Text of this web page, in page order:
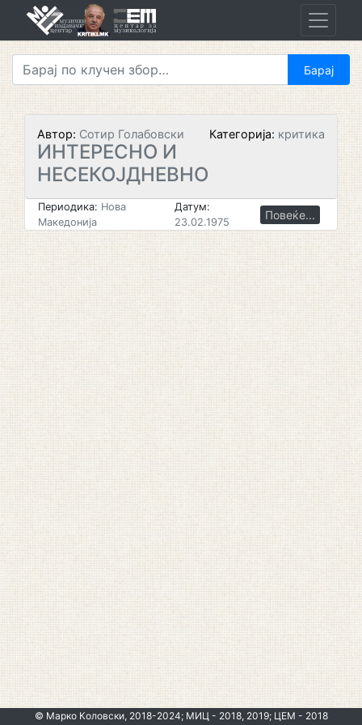
Автор: Сотир Голабовски Категорија: критика
ИНТЕРЕСНО И
НЕСЕКОЈДНЕВНО
Периодика: Нова
Македонија
Датум:
23.02.1975
Повеќе...
© Марко Коловски, 2018-2024; МИЦ - 2018, 2019; ЦЕМ - 2018